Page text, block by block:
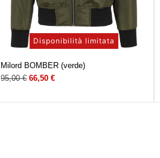
Disponibilità limitata
Milord BOMBER (verde)
95,00€ 66,50€